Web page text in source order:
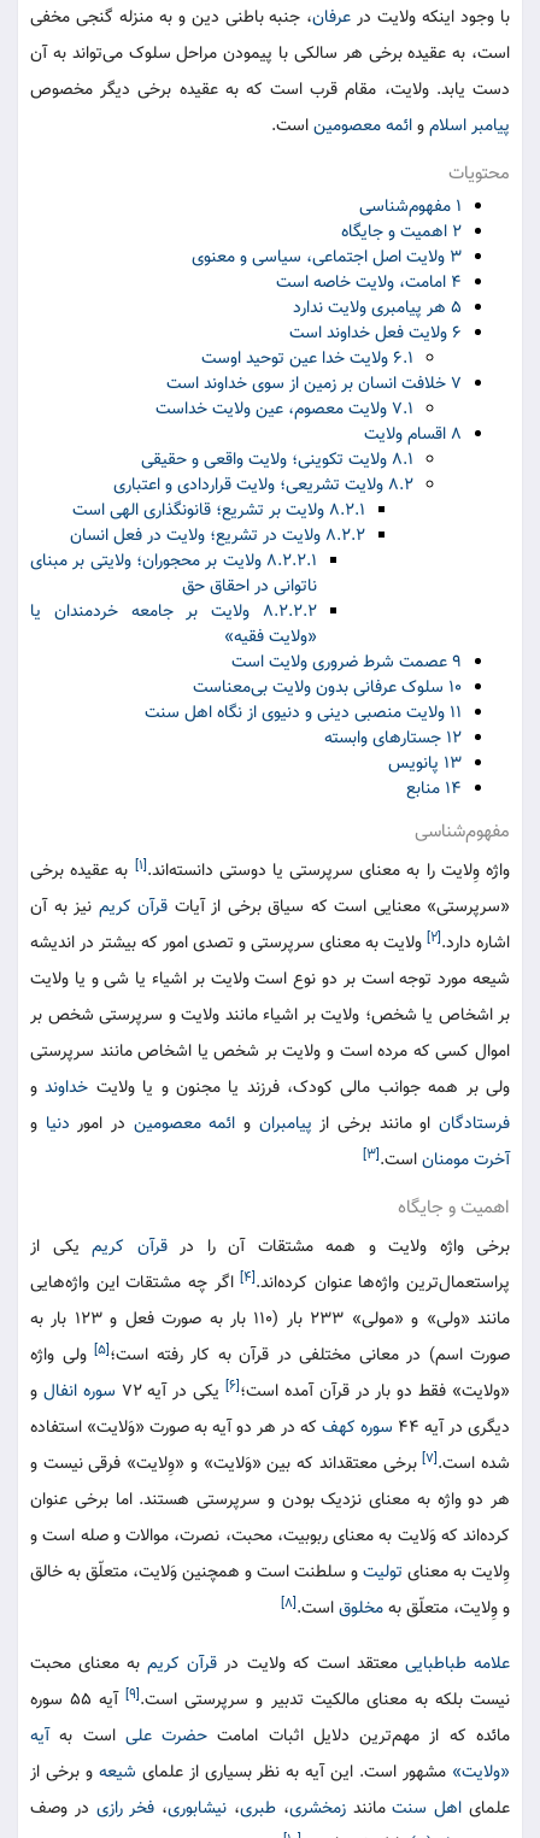
با وجود اینکه ولایت در عرفان، جنبه باطنی دین و به منزله گنجی مخفی
است، به عقیده برخی هر سالکی با پیمودن مراحل سلوک می‌تواند به آن
دست یابد. ولایت، مقام قرب است که به عقیده برخی دیگر مخصوص
پیامبر اسلاموائمه معصومیناست.
محتویات
۱ مفهوم‌شناسی
۲ اهمیت و جایگاه
۳ ولایت اصل اجتماعی، سیاسی و معنوی
۴ امامت، ولایت خاصه است
۵ هر پیامبری ولایت ندارد
۶ ولایت فعل خداوند است
۶.۱ ولایت خدا عین توحید اوست
۷ خلافت انسان بر زمین از سوی خداوند است
۷.۱ ولایت معصوم، عین ولایت خداست
۸ اقسام ولایت
۸.۱ ولایت تکوینی؛ ولایت واقعی و حقیقی
۸.۲ ولایت تشریعی؛ ولایت قراردادی و اعتباری
۸.۲.۱ ولایت بر تشریع؛ قانونگذاری الهی است
۸.۲.۲ ولایت در تشریع؛ ولایت در فعل انسان
۸.۲.۲.۱ ولایت بر محجوران؛ ولایتی بر مبنای
ناتوانی در احقاق حق
۸.۲.۲.۲ ولایت بر جامعه خردمندان یا
«ولایت فقیه»
۹ عصمت شرط ضروری ولایت است
۱۰ سلوک عرفانی بدون ولایت بی‌معناست
۱۱ ولایت منصبی دینی و دنیوی از نگاه اهل سنت
۱۲ جستارهای وابسته
۱۳ پانویس
۱۴ منابع
مفهوم‌شناسی
واژه وِلایت را به معنای سرپرستی یا دوستی دانسته‌اند.[۱]
به عقیده برخی
«سرپرستی» معنایی است که سیاق برخی از آیات قرآن کریم نیز به آن
اشاره دارد.[۲]
ولایت به معنای سرپرستی و تصدی امور که بیشتر در اندیشه
شیعه مورد توجه است بر دو نوع است ولایت بر اشیاء یا شی و یا ولایت
بر اشخاص یا شخص؛ ولایت بر اشیاء مانند ولایت و سرپرستی شخص بر
اموال کسی که مرده است و ولایت بر شخص یا اشخاص مانند سرپرستی
ولی بر همه جوانب مالی کودک، فرزند یا مجنون و یا ولایت خداوندو
فرستادگاناو مانند برخی از پیامبران و ائمه معصومین در امور دنیا و
آخرتمومناناست.[۳]
اهمیت و جایگاه
برخی واژه ولایت و همه مشتقات آن را درقرآن کریم یکی از
پراستعمال‌ترین واژه‌ها عنوان کرده‌اند.[۴] اگر چه مشتقات این واژه‌هایی
مانند «ولی» و «مولی» ۲۳۳ بار (۱۱۰ بار به صورت فعل و ۱۲۳ بار به
صورت اسم) در معانی مختلفی در قرآن به کار رفته است؛[۵]
ولی واژه
«ولایت» فقط دو بار در قرآن آمده است؛[۶] یکی در آیه ۷۲ سوره انفال و
دیگری در آیه ۴۴
سوره کهف که در هر دو آیه به صورت «وَلایت» استفاده
شده است.[۷] برخی معتقداند که بین «وَلایت» و «وِلایت» فرقی نیست و
هر دو واژه به معنای نزدیک بودن و سرپرستی هستند. اما برخی عنوان
کرده‌اند که وَلایت به معنای ربوبیت، محبت، نصرت، موالات و صله است و
وِلایت به معنای تولیتو سلطنت است و همچنین وَلایت، متعلّق به خالق
و وِلایت، متعلّق بهمخلوقاست.[۸]
علامه طباطبایی معتقد است که ولایت در قرآن کریمبه معنای محبت
نیست بلکه به معنای مالکیت تدبیر و سرپرستی است.[۹]
آیه ۵۵ سوره
مائده که از مهم‌ترین دلایل اثبات امامت حضرت علی است بهآیه
«ولایت» مشهور است. این آیه به نظر بسیاری از علمای شیعه و برخی از
علمای اهل سنتمانندزمخشری، طبری، نیشابوری، فخر رازی در وصف